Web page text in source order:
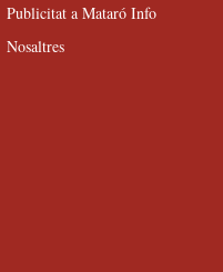
Publicitat a Mataró Info
Nosaltres